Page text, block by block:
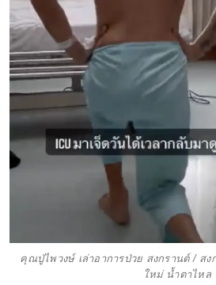
คุณปู่ไพวงษ์ เล่าอาการป่วย สงกรานต์ / ส
ใหม่ น้ำตาไหล